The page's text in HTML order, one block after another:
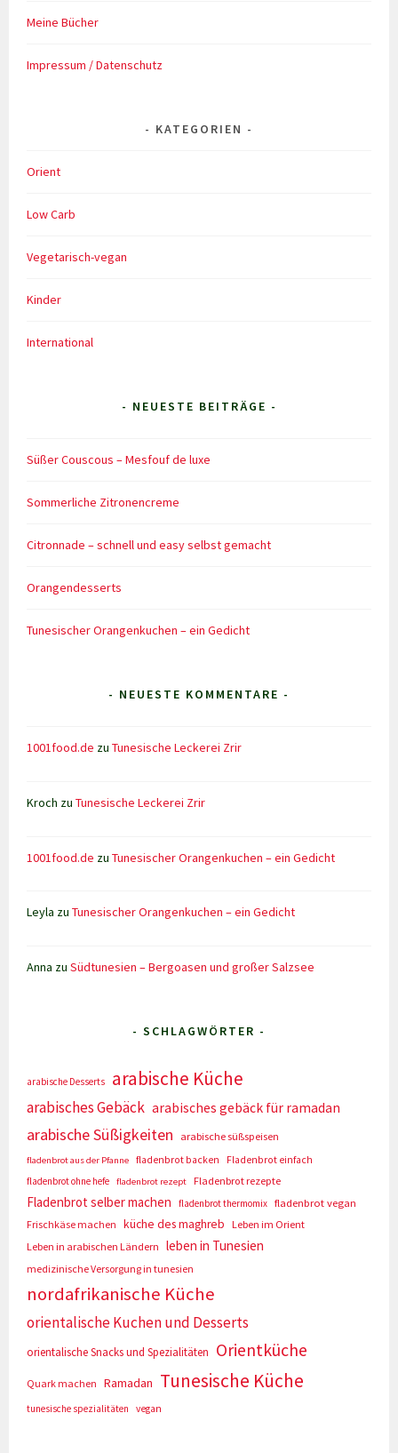
Meine Bücher
Impressum / Datenschutz
KATEGORIEN
Orient
Low Carb
Vegetarisch-vegan
Kinder
International
- NEUESTE BEITRÄGE -
Süßer Couscous – Mesfouf de luxe
Sommerliche Zitronencreme
Citronnade – schnell und easy selbst gemacht
Orangendesserts
Tunesischer Orangenkuchen – ein Gedicht
- NEUESTE KOMMENTARE -
1001food.de zuTunesische Leckerei Zrir
Kroch zuTunesische Leckerei Zrir
1001food.de zuTunesischer Orangenkuchen – ein Gedicht
Leyla zuTunesischer Orangenkuchen – ein Gedicht
Anna zuSüdtunesien – Bergoasen und großer Salzsee
- SCHLAGWÖRTER -
arabische Desserts arabische Küche
arabisches Gebäck arabisches gebäck für ramadan
arabische Süßigkeiten arabische süßspeisen
fladenbrot aus der Pfanne fladenbrot backen
Fladenbrot einfach
fladenbrot ohne hefe
fladenbrot rezept Fladenbrot rezepte
Fladenbrot selber machen fladenbrot thermomix fladenbrot vegan
Frischkäse machen
küche des maghreb
Leben im Orient
Leben in arabischen Ländern
leben in Tunesien
medizinische Versorgung in tunesien
nordafrikanische Küche
orientalische Kuchen und Desserts
orientalische Snacks und Spezialitäten Orientküche
Quark machen Ramadan Tunesische Küche
tunesische spezialitäten vegan